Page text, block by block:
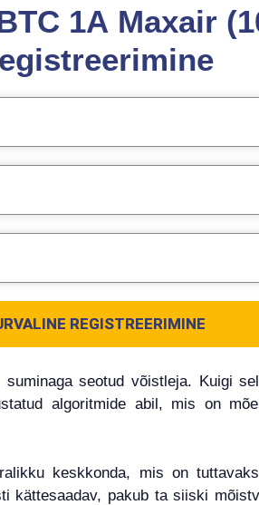
1A Maxair
REGISTREERIMINE
seotud võistleja. Kuigi
algoritmide abil, mis on
keskkonda, mis on
kättesaadav, pakub ta siiski